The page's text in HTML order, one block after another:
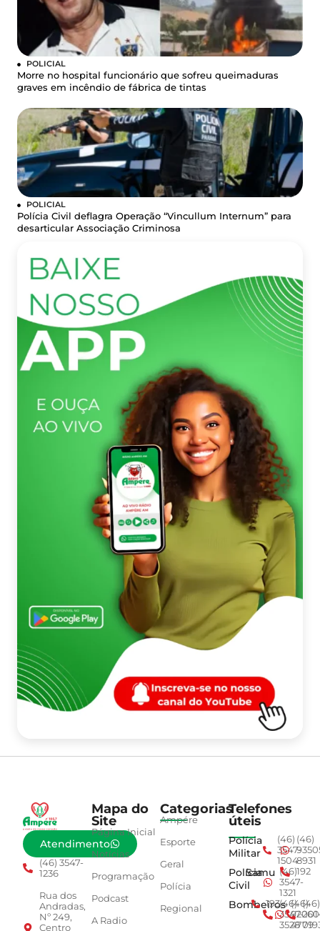
POLICIAL
Morre no hospital funcionário que sofreu queimaduras
graves em incêndio de fábrica de tintas
POLICIAL
Polícia Civil deflagra Operação “Vincullum Internum” para
desarticular Associação Criminosa
Atendimento
(46) 3547-
1236
Rua dos
Andradas,
Nº 249,
Centro
Mapa do
Site
Página Inicial
Notícias
Programação
Podcast
A Radio
Categorias
Ampére
Esporte
Geral
Polícia
Regional
Telefones
úteis
Polícia
Militar
(46)
3547-
1504
(46)
8931
Polícia
Civil
Samu (46)
3547-
1321
192
Bombeiros
193(46)
3547-
3528
(46)
4779
(46)